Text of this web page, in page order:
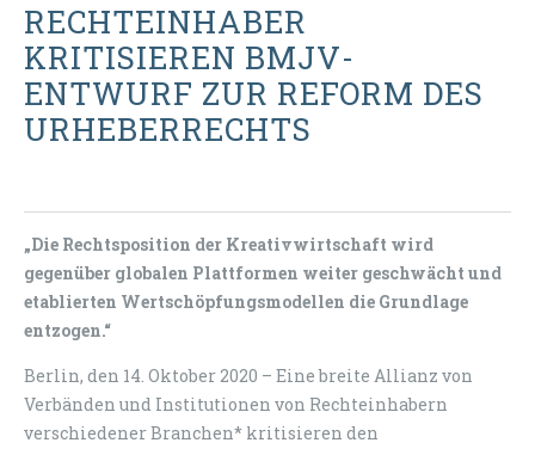
RECHTEINHABER
KRITISIEREN BMJV-
ENTWURF ZUR REFORM DES
URHEBERRECHTS
„Die Rechtsposition der Kreativwirtschaft wird
gegenüber globalen Plattformen weiter geschwächt und
etablierten Wertschöpfungsmodellen die Grundlage
entzogen.“
Berlin, den 14. Oktober 2020 – Eine breite Allianz von
Verbänden und Institutionen von Rechteinhabern
verschiedener Branchen* kritisieren den